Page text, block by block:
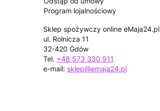
Program lojalnościowy
Sklep spożywczy online eMaja24.pl
ul. Rolnicza 11
32-420 Gdów
Tel. +48 573 330 911
e-mail: sklep@emaja24.pl